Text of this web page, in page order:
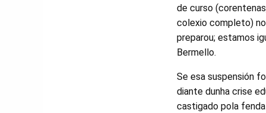
de curso
colexio completo)
preparou; estamos
Bermello.
Se esa suspensión
diante dunha crise
castigado pola